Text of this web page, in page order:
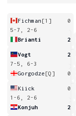
Fichman [1]
0
5-7, 2-6
Brianti
2
Vogt
2
7-5, 6-3
Gorgodze [Q] 0
Kiick
0
1-6, 2-6
Konjuh
2